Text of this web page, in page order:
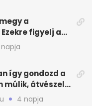
a
figyelj a
így gondozd a
múlik, átvészeli-
4 napja